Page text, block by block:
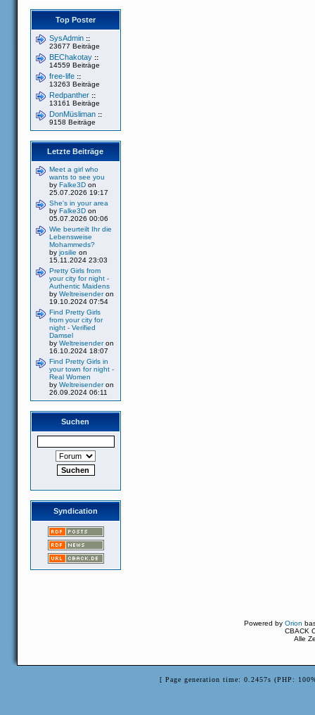
Top Poster
SysAdmin ::
23677 Beiträge
BEChakotay ::
14559 Beiträge
free-life ::
13263 Beiträge
Redpanther ::
13161 Beiträge
DonMüsliman ::
9158 Beiträge
Letzte Beiträge
Meet a girl who
wants to see you
by Falke3D on
25.07.2026 19:17
She's in your area
by Falke3D on
05.07.2026 00:06
Wie beurteilt Ihr die
Lebensweise
Mohammeds?
by josilie on
15.11.2024 23:03
Pretty Girls from
your city for night -
Authentic Maidens
by Weltreisenderon
19.10.2024 07:54
Find Pretty Girls
from your city for
night - Verified
Damsel
by Weltreisenderon
16.10.2024 18:07
Find Pretty Girls in
your town for night -
Real Women
by Weltreisenderon
26.09.2024 06:11
Suchen
Syndication
Powered byOrion
CBACK
Alle
[ Page generation time: 0.2457s (PHP: